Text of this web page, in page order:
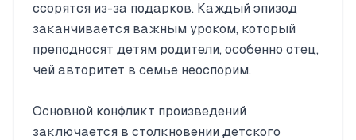
ссорятся из-за подарков. Каждый эпизод
заканчивается важным уроком, который
преподносят детям родители, особенно отец,
чей авторитет в семье неоспорим.
Основной конфликт произведений
заключается в столкновении детского